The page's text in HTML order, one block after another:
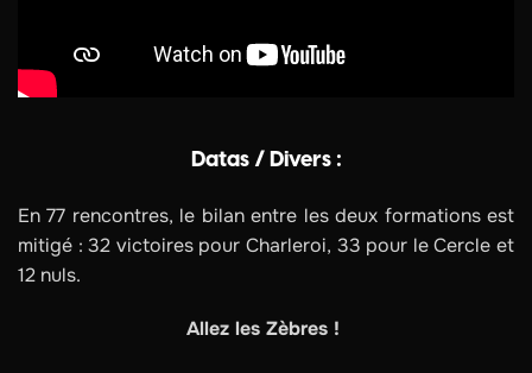
Datas / Divers :
En 77 rencontres, le bilan entre les deux formations est
mitigé : 32 victoires pour Charleroi, 33 pour le Cercle et
12 nuls.
Allez les Zèbres !